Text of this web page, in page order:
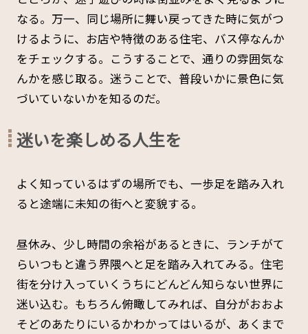
なる。万一、同じ場所に舞い戻ってきた時に気がつ
けるように、お店や特徴のある住宅、バス停なんか
をチェックする。こうすることで、通りの雰囲気な
んかを感じ取る。迷うことで、普段いかに景色に気
づいていないかを知るのだ。
迷いを楽しめる人生を
よく知っているはずの場所でも、一歩足を踏み­入れ
ると途端に未知の街へと変貌する。
昼休み、少し時間の余裕があるときに、ランチがて
らいつもと違う界隈へと足を踏み入れてみる。住宅
街を分け入っていくうちにどんどん知らない世界に
迷い­込む。もちろん俯瞰してみれば、自分がおおよ
そどのあたりにいるかわかってはいるが、あくまで